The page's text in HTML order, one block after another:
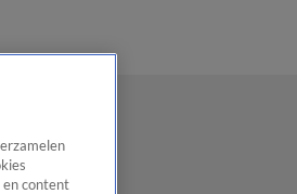
en content